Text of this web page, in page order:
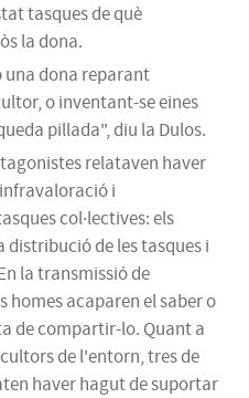
tasques de què
la dona.
una dona reparant
o inventant-se eines
pillada", diu la Dulos.
relataven haver
i
col·lectives: els
distribució de les tasques i
la transmissió de
acaparen el saber o
de compartir-lo. Quant a
de l'entorn, tres de
haver hagut de suportar